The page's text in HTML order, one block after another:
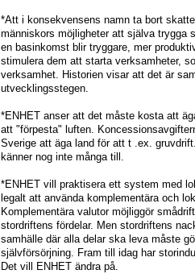
*Att i konsekvensens namn ta bort
människors möjligheter att själva trygga
en basinkomst blir tryggare, mer
stimulera dem att starta verksamheter,
verksamhet. Historien visar att det är
utvecklingsstegen.
*ENHET anser att det måste kosta att
att "förpesta" luften.
Sverige att äga land för att t .ex.
känner nog inte många till.
*ENHET vill praktisera ett system med
legalt att använda komplementära och
Komplementära valutor möjliggör
stordriftens fördelar. Men stordriftens
samhälle där alla delar ska leva måste
självförsörjning. Fram till idag har
Det vill ENHET ändra på.